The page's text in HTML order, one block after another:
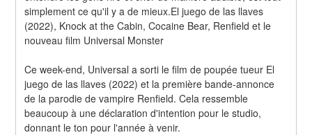
simplement ce qu'il y a de mieux.El juego de las llaves
(2022), Knock at the Cabin, Cocaine Bear, Renfield et le
nouveau film Universal Monster
Ce week-end, Universal a sorti le film de poupée tueur El
juego de las llaves (2022) et la première bande-annonce
de la parodie de vampire Renfield. Cela ressemble
beaucoup à une déclaration d'intention pour le studio,
donnant le ton pour l'année à venir.